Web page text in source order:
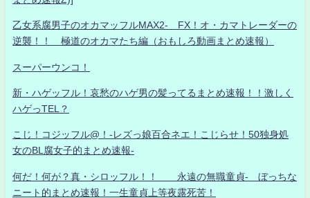
乙女系腐男子のオカマッフルMAX2- FX！オ・カマトレーダーの
逆襲！！ 極道のオカマたち編（おもしろ動画まとめ速報）
スーパーウンコ！
新・ハゲッフル！哀愁のハゲ男の髪ってるまとめ速報！！激しく
ハゲっTEL？
こじ！コジッフル@！-レズっ娘百合ネエ！こじらせ！50独身処
女のBL腐女子的まとめ速報-
何だ！何が？真・シロッフル！！ 永遠の無職童貞- ぼっちな
ニート的まとめ速報！一生童貞上等夜露死苦！